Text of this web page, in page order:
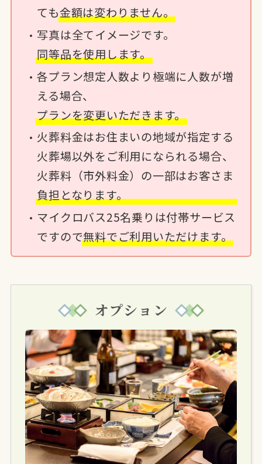
ても金額は変わりません。
写真は全てイメージです。
同等品を使用します。
各プラン想定人数より極端に人数が増
える場合、
プランを変更いただきます。
火葬料金はお住まいの地域が指定する
火葬場以外をご利用になられる場合、
火葬料（市外料金）の一部はお客さま
負担となります。
マイクロバス25名乗りは付帯サービス
ですので無料でご利用いただけます。
オプション